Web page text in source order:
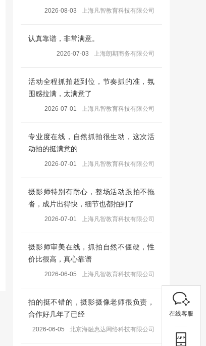
2026-08-03 上海凡智教育科技有限公司
认真靠谱，非常满意。
2026-07-03 上海朗期商务有限公司
活动全程抓拍超到位，节奏抓的准，氛
围感拉满，太满意了
2026-07-01 上海凡智教育科技有限公司
专业度在线，自然抓拍很生动，这次活
动拍的挺满意的
2026-07-01 上海凡智教育科技有限公司
摄影师特别有耐心，整场活动跟拍不拖
沓，成片出得快，细节也都拍到了
2026-07-01 上海凡智教育科技有限公司
摄影师审美在线，抓拍自然不僵硬，性
价比很高，真心靠谱
2026-06-05 上海凡智教育科技有限公司
拍的挺不错的，摄影摄像老师很负责，
合作好几年了已经
2026-06-05 北京海融惠达网络科技有限公司
在线客服